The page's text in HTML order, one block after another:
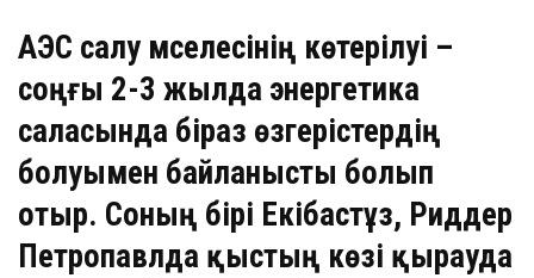
АЭС салу мәселесінің көтерілуі –
соңғы 2-3 жылда энергетика
саласында біраз өзгерістердің
болуымен байланысты болып
отыр. Соның бірі Екібастұз, Риддер
Петропавлда қыстың көзі қырауда